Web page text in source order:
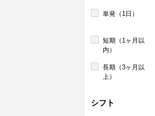
単発（1日）
短期（1ヶ月以
内）
長期（3ヶ月以
上）
シフト